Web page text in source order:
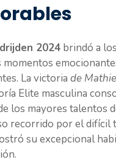
2024 brindó a
La victoria de
Elite masculina
los mayores talentos
recorrido por el difícil
su excepcional